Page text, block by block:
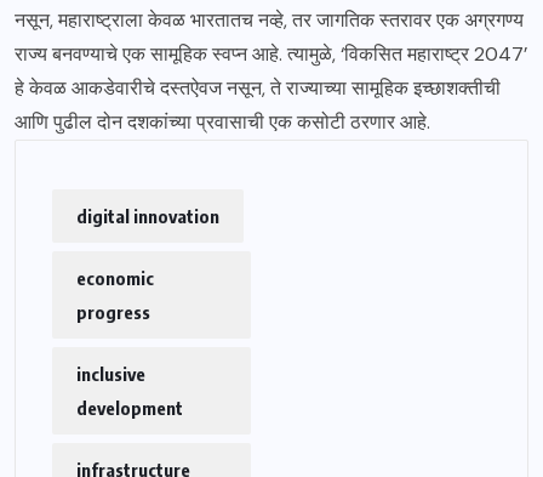
नसून, महाराष्ट्राला केवळ भारतातच नव्हे, तर जागतिक स्तरावर एक अग्रगण्य
राज्य बनवण्याचे एक सामूहिक स्वप्न आहे. त्यामुळे, ‘विकसित महाराष्ट्र 2047’
हे केवळ आकडेवारीचे दस्तऐवज नसून, ते राज्याच्या सामूहिक इच्छाशक्तीची
आणि पुढील दोन दशकांच्या प्रवासाची एक कसोटी ठरणार आहे.
digital innovation
economic
progress
inclusive
development
infrastructure